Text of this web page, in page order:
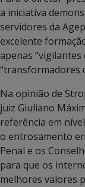
a iniciativa
servidores da
excelente
apenas
“transformadores
Na opinião de
juiz Giuliano
referência em
o entrosamento
Penal e os
para que os
melhores valores